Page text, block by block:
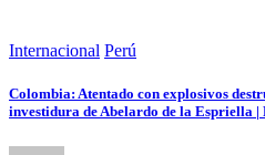
Internacional Perú
Colombia: Atentado con explosivos
investidura de Abelardo de la Espriella |